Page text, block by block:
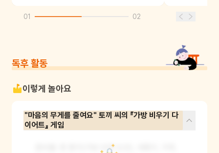
01 02
독후 활동
이렇게 놀아요
"마음의 무게를 줄여요" 토끼 씨의 『가방 비우기 다
이어트』 게임
준비물: 흰 종이(가방 모양 도안), 색종이, 가위,